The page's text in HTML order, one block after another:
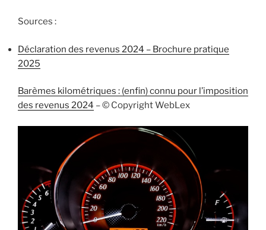
Sources :
Déclaration des revenus 2024 – Brochure pratique
2025
Barèmes kilométriques : (enfin) connu pour l’imposition
des revenus 2024 – © Copyright WebLex